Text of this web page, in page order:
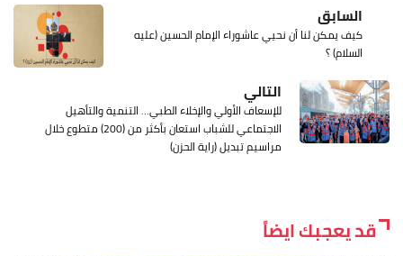
السابق
كيف يمكن لنا أن نحيي عاشوراء الإمام الحسين (عليه
السلام) ؟
التالي
للإسعاف الأولي والإخلاء الطبي... التنمية والتأهيل
الاجتماعي للشباب استعان بأكثر من (200) متطوع خلال
مراسيم تبديل (راية الحزن)
قد يعجبك ايضاً